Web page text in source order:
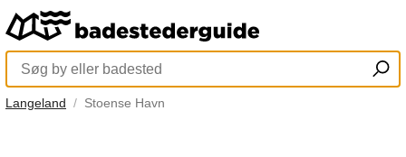
Langeland Stoense Havn